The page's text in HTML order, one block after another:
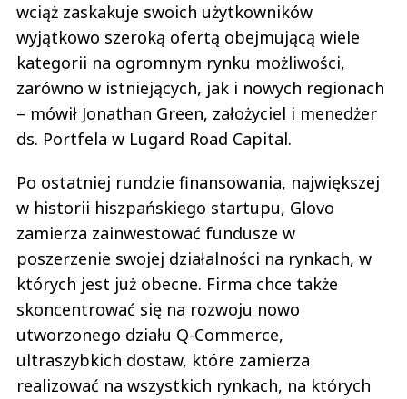
wciąż zaskakuje swoich użytkowników
wyjątkowo szeroką ofertą obejmującą wiele
kategorii na ogromnym rynku możliwości,
zarówno w istniejących, jak i nowych regionach
– mówił Jonathan Green, założyciel i menedżer
ds. Portfela w Lugard Road Capital.
Po ostatniej rundzie finansowania, największej
w historii hiszpańskiego startupu, Glovo
zamierza zainwestować fundusze w
poszerzenie swojej działalności na rynkach, w
których jest już obecne. Firma chce także
skoncentrować się na rozwoju nowo
utworzonego działu Q-Commerce,
ultraszybkich dostaw, które zamierza
realizować na wszystkich rynkach, na których